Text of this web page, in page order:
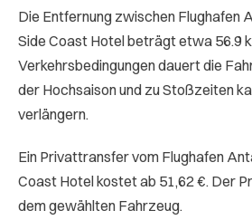
Die Entfernung zwischen Flughafen
Side Coast Hotel beträgt etwa 56.9
Verkehrsbedingungen dauert die
der Hochsaison und zu Stoßzeiten
verlängern.
Ein Privattransfer vom Flughafen
Coast Hotel kostet ab 51,62 €. Der
dem gewählten Fahrzeug.